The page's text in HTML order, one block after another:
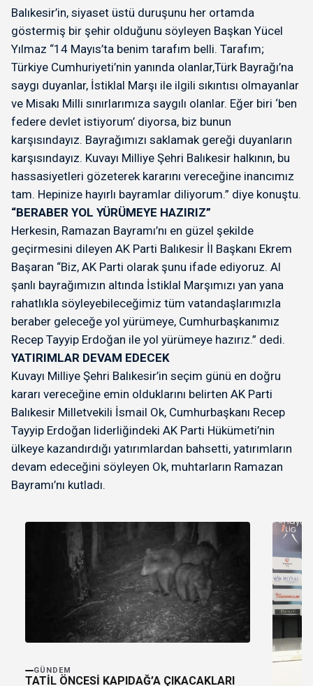
Balıkesir’in, siyaset üstü duruşunu her ortamda
göstermiş bir şehir olduğunu söyleyen Başkan Yücel
Yılmaz “14 Mayıs’ta benim tarafım belli. Tarafım;
Türkiye Cumhuriyeti’nin yanında olanlar,Türk Bayrağı’na
saygı duyanlar, İstiklal Marşı ile ilgili sıkıntısı olmayanlar
ve Misakı Milli sınırlarımıza saygılı olanlar. Eğer biri ‘ben
federe devlet istiyorum’ diyorsa, biz bunun
karşısındayız. Bayrağımızı saklamak gereği duyanların
karşısındayız. Kuvayı Milliye Şehri Balıkesir halkının, bu
hassasiyetleri gözeterek kararını vereceğine inancımız
tam. Hepinize hayırlı bayramlar diliyorum.” diye konuştu.
“BERABER YOL YÜRÜMEYE HAZIRIZ”
Herkesin, Ramazan Bayramı’nı en güzel şekilde
geçirmesini dileyen AK Parti Balıkesir İl Başkanı Ekrem
Başaran “Biz, AK Parti olarak şunu ifade ediyoruz. Al
şanlı bayrağımızın altında İstiklal Marşımızı yan yana
rahatlıkla söyleyebileceğimiz tüm vatandaşlarımızla
beraber geleceğe yol yürümeye, Cumhurbaşkanımız
Recep Tayyip Erdoğan ile yol yürümeye hazırız.” dedi.
YATIRIMLAR DEVAM EDECEK
Kuvayı Milliye Şehri Balıkesir’in seçim günü en doğru
kararı vereceğine emin olduklarını belirten AK Parti
Balıkesir Milletvekili İsmail Ok, Cumhurbaşkanı Recep
Tayyip Erdoğan liderliğindeki AK Parti Hükümeti’nin
ülkeye kazandırdığı yatırımlardan bahsetti, yatırımların
devam edeceğini söyleyen Ok, muhtarların Ramazan
Bayramı’nı kutladı.
GÜNDEM
TATİL ÖNCESİ KAPIDAĞ’A ÇIKACAKLARI